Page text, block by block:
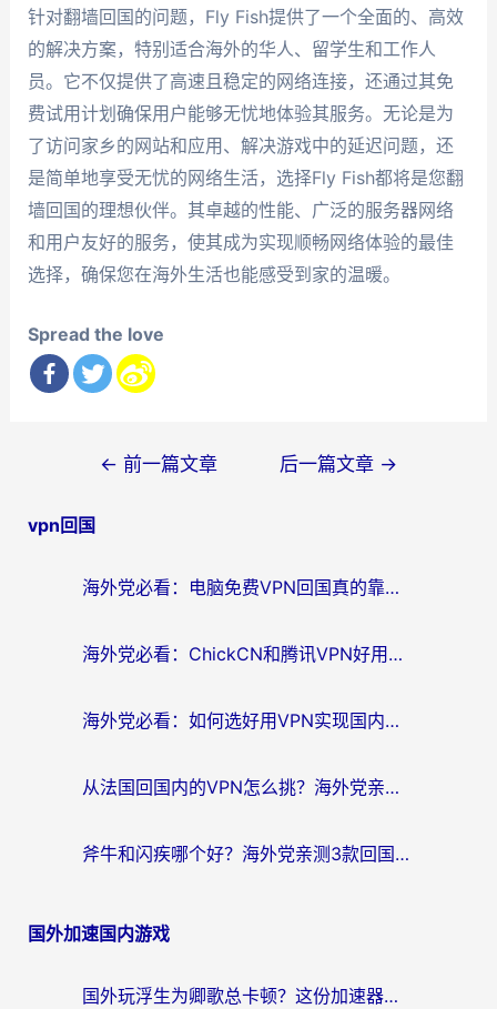
针对翻墙回国的问题，Fly Fish提供了一个全面的、高效
的解决方案，特别适合海外的华人、留学生和工作人
员。它不仅提供了高速且稳定的网络连接，还通过其免
费试用计划确保用户能够无忧地体验其服务。无论是为
了访问家乡的网站和应用、解决游戏中的延迟问题，还
是简单地享受无忧的网络生活，选择Fly Fish都将是您翻
墙回国的理想伙伴。其卓越的性能、广泛的服务器网络
和用户友好的服务，使其成为实现顺畅网络体验的最佳
选择，确保您在海外生活也能感受到家的温暖。
Spread the love
导
← 前一篇文章 后一篇文章 →
vpn回国
海外党必看：电脑免费VPN回国真的靠谱吗？附实测对比与最优方案指南
海外党必看：ChickCN和腾讯VPN好用吗？3招选对回国加速器，告别地区限制
海外党必看：如何选好用VPN实现国内资源无缝访问？从越南到全球都适用
从法国回国内的VPN怎么挑？海外党亲测：稳定、多端、安全才是关键
斧牛和闪疾哪个好？海外党亲测3款回国加速器，教你选到不踩坑的那一款
国外加速国内游戏
国外玩浮生为卿歌总卡顿？这份加速器选择指南帮你找回丝滑体验